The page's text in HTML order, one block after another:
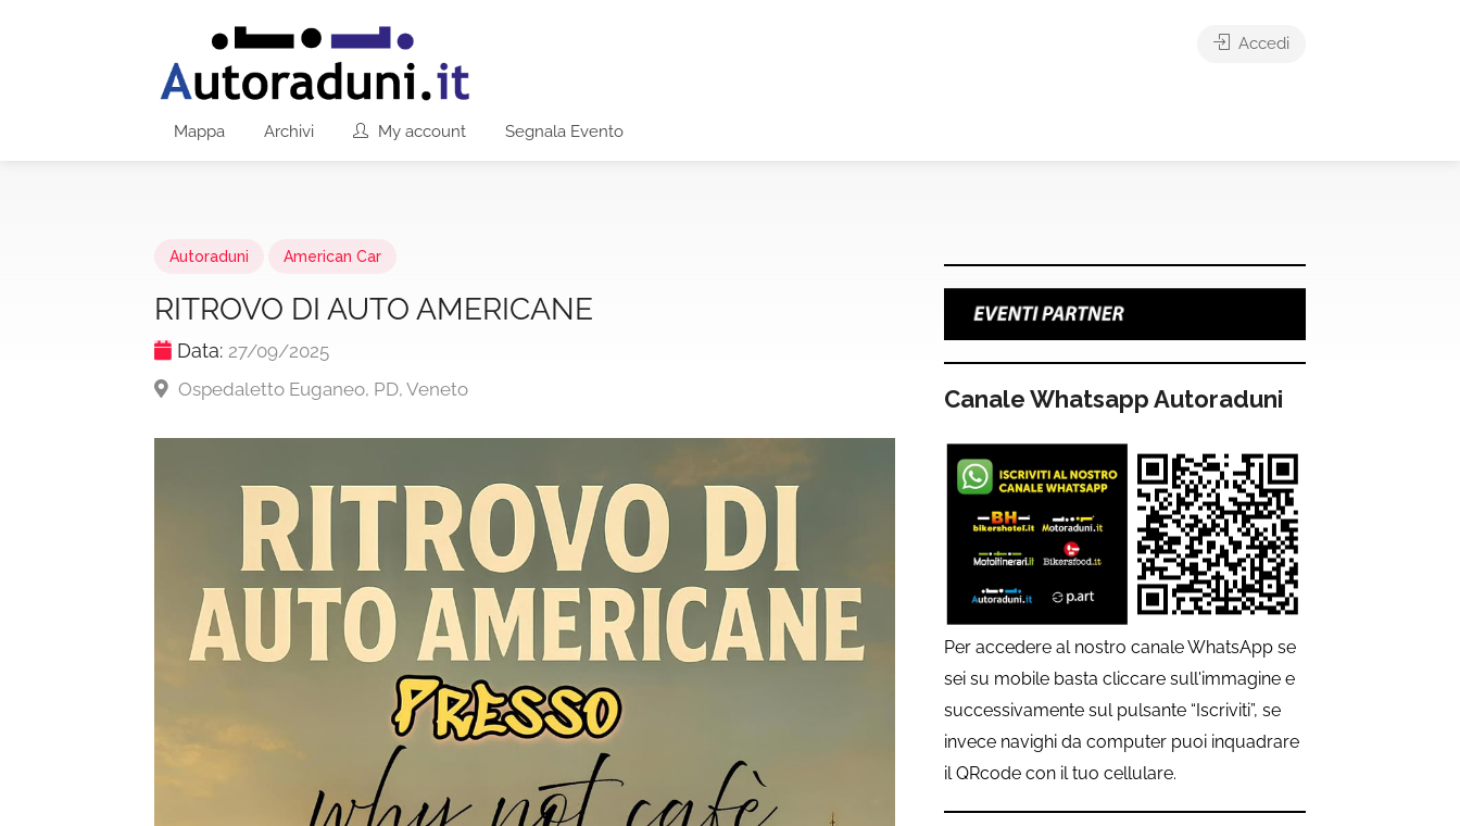
Mappa Archivi My account Segnala Evento
Accedi
Autoraduni American Car
RITROVO DI AUTO AMERICANE
Data: 27/09/2025
Ospedaletto Euganeo, PD, Veneto
Canale Whatsapp Autoraduni
Per accedere al nostro canale WhatsApp se
sei su mobile basta cliccare sull'immagine e
successivamente sul pulsante “Iscriviti”, se
invece navighi da computer puoi inquadrare
il QRcode con il tuo cellulare.